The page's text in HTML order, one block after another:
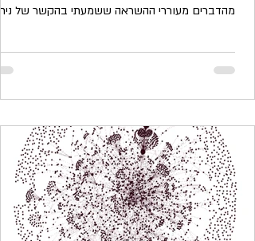
מהדברים מעוררי ההשראה ששמעתי בהקשר של